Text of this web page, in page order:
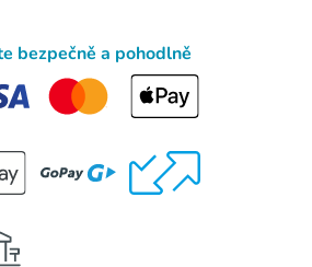
bezpečně a pohodlně